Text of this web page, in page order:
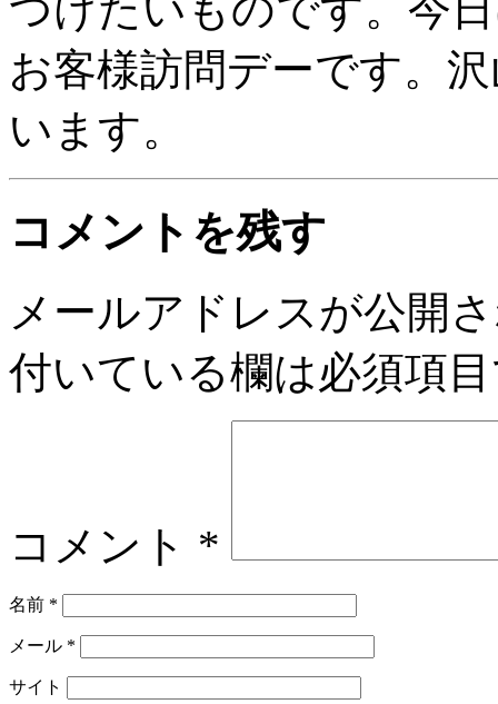
お客様訪問デーです。
います。
コメントを残す
メールアドレスが公開
付いている欄は必須項
コメント *
名前 *
メール *
サイト